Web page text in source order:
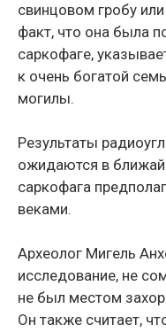
свинцовом гробу
факт, что она была
саркофаге,
к очень богатой
могилы.
Результаты
ожидаются в
саркофага
веками.
Археолог Мигель
исследование, не
не был местом
Он также считает,